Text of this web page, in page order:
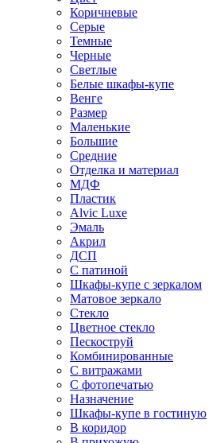
Коричневые
Серые
Темные
Черные
Светлые
Белые шкафы-купе
Венге
Размер
Маленькие
Большие
Средние
Отделка и материал
МДФ
Пластик
Alvic Luxe
Эмаль
Акрил
ДСП
С патиной
Шкафы-купе с зеркалом
Матовое зеркало
Стекло
Цветное стекло
Пескоструй
Комбинированные
С витражами
С фотопечатью
Назначение
Шкафы-купе в гостиную
В коридор